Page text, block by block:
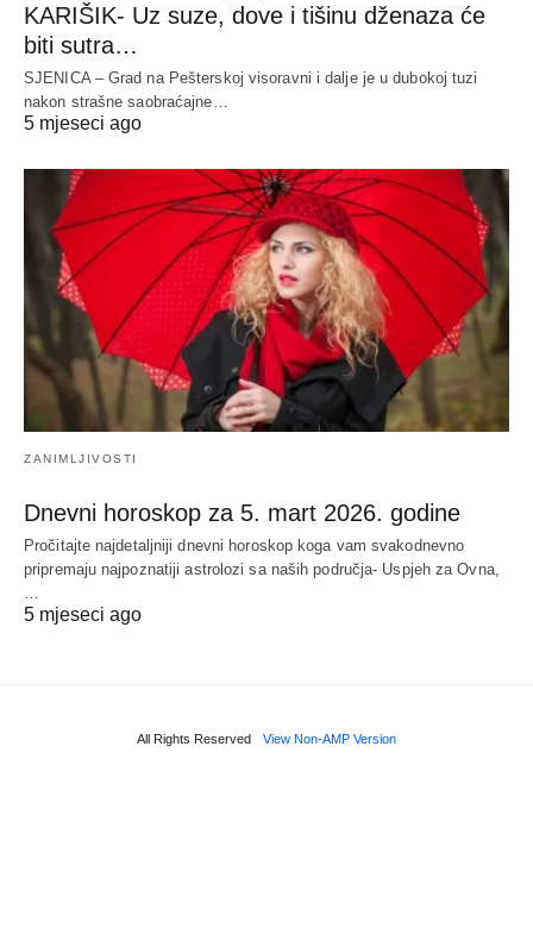
KARIŠIK- Uz suze, dove i tišinu dženaza će
biti sutra…
SJENICA – Grad na Pešterskoj visoravni i dalje je u dubokoj tuzi
nakon strašne saobraćajne…
5 mjeseci ago
ZANIMLJIVOSTI
Dnevni horoskop za 5. mart 2026. godine
Pročitajte najdetaljniji dnevni horoskop koga vam svakodnevno
pripremaju najpoznatiji astrolozi sa naših područja- Uspjeh za Ovna,
…
5 mjeseci ago
All Rights Reserved View Non-AMP Version